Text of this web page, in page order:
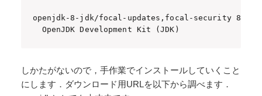
openjdk-8-jdk/focal-updates,focal-security 8u292-
  OpenJDK Development Kit (JDK)
しかたがないので，手作業でインストールしていくこと
にします．ダウンロード用URLを以下から調べます．